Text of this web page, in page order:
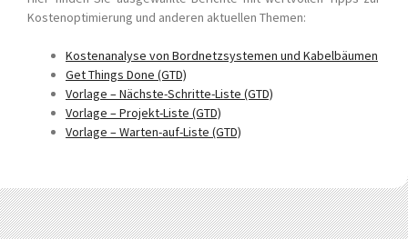
Kostenoptimierung und anderen aktuellen Themen:
Kostenanalyse von Bordnetzsystemen und Kabelbäumen
Get Things Done (GTD)
Vorlage – Nächste-Schritte-Liste (GTD)
Vorlage – Projekt-Liste (GTD)
Vorlage – Warten-auf-Liste (GTD)